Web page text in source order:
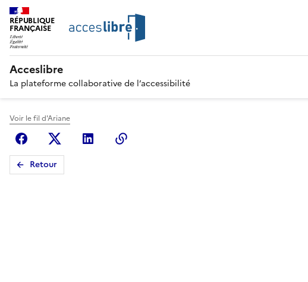
RÉPUBLIQUE
FRANÇAISE
Acceslibre
La plateforme collaborative de l’accessibilité
Voir le fil d'Ariane
FacebookX (anciennement Twitter)
Linkedin
Retour